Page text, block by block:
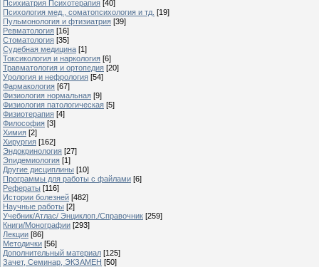
Психиатрия Психотерапия [40]
Психология мед., соматопсихология и тд. [19]
Пульмонология и фтизиатрия [39]
Ревматология [16]
Стоматология [35]
Судебная медицина [1]
Токсикология и наркология [6]
Травматология и ортопедия [20]
Урология и нефрология [54]
Фармакология [67]
Физиология нормальная [9]
Физиология патологическая [5]
Физиотерапия [4]
Философия [3]
Химия [2]
Хирургия [162]
Эндокринология [27]
Эпидемиология [1]
Другие дисциплины [10]
Программы для работы с файлами [6]
Рефераты [116]
Истории болезней [482]
Научные работы [2]
Учебник/Атлас/ Энциклоп./Справочник [259]
Книги/Монографии [293]
Лекции [86]
Методички [56]
Дополнительный материал [125]
Зачет, Семинар, ЭКЗАМЕН [50]